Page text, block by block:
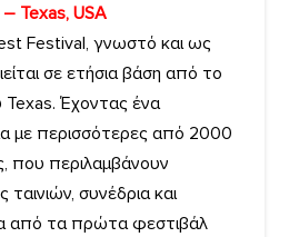
Texas, USA
Festival, γνωστό και ως
σε ετήσια βάση από το
Έχοντας ένα
με περισσότερες από 2000
που περιλαμβάνουν
συνέδρια και
από τα πρώτα φεστιβάλ